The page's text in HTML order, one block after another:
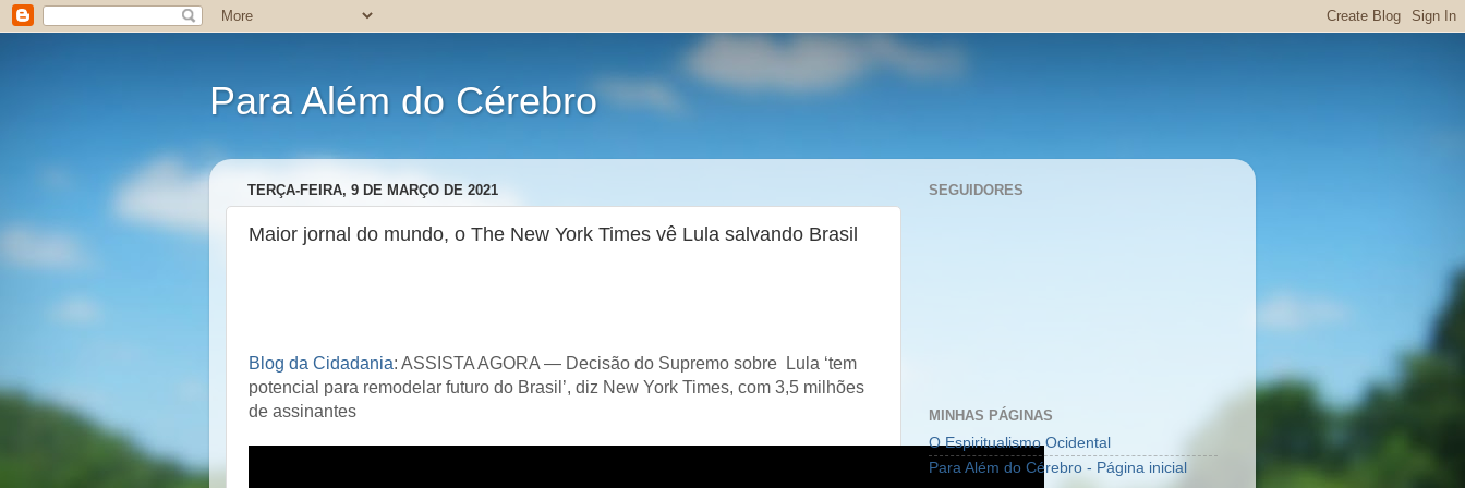
Para Além do Cérebro
TERÇA-FEIRA, 9 DE MARÇO DE 2021
Maior jornal do mundo, o The New York Times vê Lula salvando Brasil
Blog da Cidadania: ASSISTA AGORA — Decisão do Supremo sobre Lula ‘tem
potencial para remodelar futuro do Brasil’, diz New York Times, com 3,5 milhões
de assinantes
SEGUIDORES
MINHAS PÁGINAS
O Espiritualismo Ocidental
Para Além do Cérebro - Página inicial